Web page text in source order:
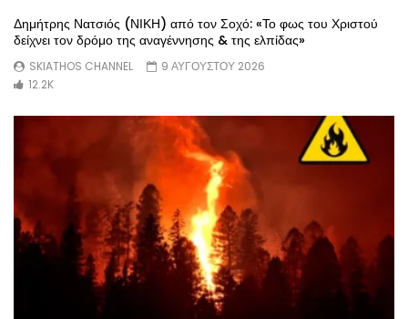
Δημήτρης Νατσιός (ΝΙΚΗ) από τον Σοχό: «Το φως του Χριστού
δείχνει τον δρόμο της αναγέννησης & της ελπίδας»
SKIATHOS CHANNEL
9 ΑΥΓΟΥΣΤΟΥ 2026
12.2K